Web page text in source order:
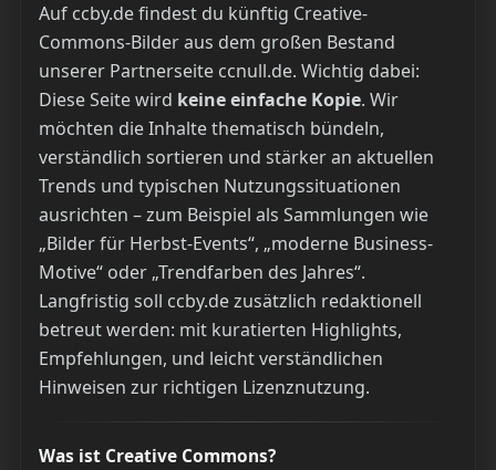
Auf ccby.de findest du künftig Creative-
Commons-Bilder aus dem großen Bestand
unserer Partnerseite ccnull.de. Wichtig dabei:
Diese Seite wird keine einfache Kopie. Wir
möchten die Inhalte thematisch bündeln,
verständlich sortieren und stärker an aktuellen
Trends und typischen Nutzungssituationen
ausrichten – zum Beispiel als Sammlungen wie
„Bilder für Herbst-Events“, „moderne Business-
Motive“ oder „Trendfarben des Jahres“.
Langfristig soll ccby.de zusätzlich redaktionell
betreut werden: mit kuratierten Highlights,
Empfehlungen, und leicht verständlichen
Hinweisen zur richtigen Lizenznutzung.
Was ist Creative Commons?